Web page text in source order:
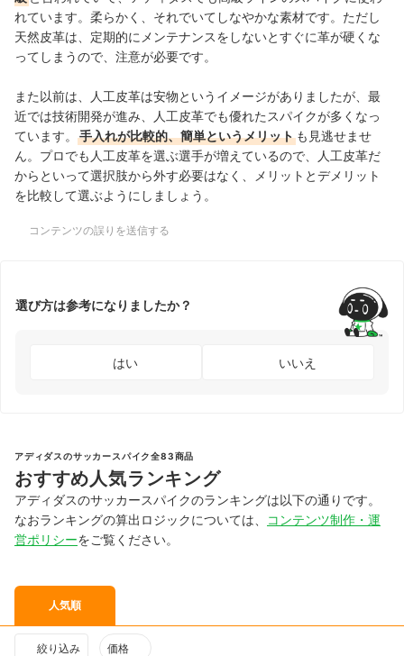
れています。柔らかく、それでいてしなやかな素材です。ただし
天然皮革は、定期的にメンテナンスをしないとすぐに革が硬くな
ってしまうので、注意が必要です。
また以前は、人工皮革は安物というイメージがありましたが、最
近では技術開発が進み、人工皮革でも優れたスパイクが多くなっ
ています。
手入れが比較的、簡単というメリット も見逃せませ
ん。プロでも人工皮革を選ぶ選手が増えているので、人工皮革だ
からといって選択肢から外す必要はなく、メリットとデメリット
を比較して選ぶようにしましょう。
コンテンツの誤りを送信する
選び方は参考になりましたか？
はい いいえ
アディダスのサッカースパイク全83商品
おすすめ人気ランキング
アディダスのサッカースパイクのランキングは以下の通りです。
なおランキングの算出ロジックについては、
コンテンツ制作・運
営ポリシーをご覧ください。
人気順
絞り込み 価格